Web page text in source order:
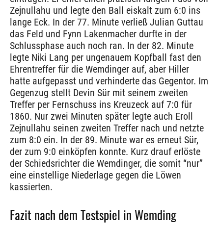
Zejnullahu und legte den Ball eiskalt zum 6:0 ins
lange Eck. In der 77. Minute verließ Julian Guttau
das Feld und Fynn Lakenmacher durfte in der
Schlussphase auch noch ran. In der 82. Minute
legte Niki Lang per ungenauem Kopfball fast den
Ehrentreffer für die Wemdinger auf, aber Hiller
hatte aufgepasst und verhinderte das Gegentor. Im
Gegenzug stellt Devin Sür mit seinem zweiten
Treffer per Fernschuss ins Kreuzeck auf 7:0 für
1860. Nur zwei Minuten später legte auch Eroll
Zejnullahu seinen zweiten Treffer nach und netzte
zum 8:0 ein. In der 89. Minute war es erneut Sür,
der zum 9:0 einköpfen konnte. Kurz drauf erlöste
der Schiedsrichter die Wemdinger, die somit “nur”
eine einstellige Niederlage gegen die Löwen
kassierten.
Fazit nach dem Testspiel in Wemding